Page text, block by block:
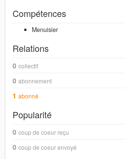
Compétences
Menuisier
Relations
0 collectif
0 abonnement
1 abonné
Popularité
0 coup de coeur reçu
0 coup de coeur envoyé